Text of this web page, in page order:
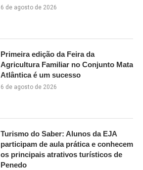
6 de agosto de 2026
Primeira edição da Feira da
Agricultura Familiar no Conjunto Mata
Atlântica é um sucesso
6 de agosto de 2026
Turismo do Saber: Alunos da EJA
participam de aula prática e conhecem
os principais atrativos turísticos de
Penedo